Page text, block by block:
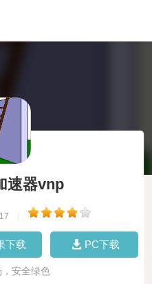
速器vnp
下载 PC下载
安全绿色